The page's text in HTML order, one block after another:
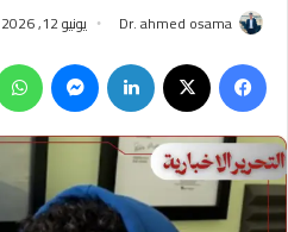
Dr. ahmed osama يونيو 12, 2026